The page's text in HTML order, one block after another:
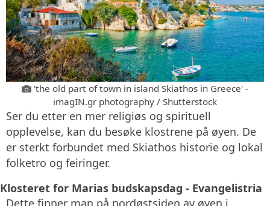
'the old part of town in island Skiathos in Greece' -
imagIN.gr photography / Shutterstock
Ser du etter en mer religiøs og spirituell
opplevelse, kan du besøke klostrene på øyen. De
er sterkt forbundet med Skiathos historie og lokal
folketro og feiringer.
Klosteret for Marias budskapsdag - Evangelistria
Dette finner man på nordøstsiden av øyen i